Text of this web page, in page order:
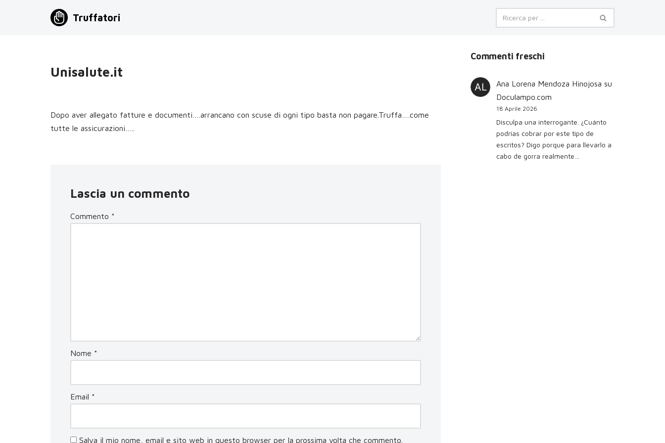
Truffatori
Unisalute.it
Dopo aver allegato fatture e documenti….arrancano con scuse di ogni tipo basta non pagare.Truffa….come
tutte le assicurazioni…..
Lascia un commento
Commento *
Nome *
Email *
Salva il mio nome, email e sito web in questo browser per la prossima volta che commento.
Commenti freschi
Ana Lorena Mendoza Hinojosa su
Doculampo.com
18 Aprile 2026
Disculpa una interrogante. ¿Cuánto
podrías cobrar por este tipo de
escritos? Digo porque para llevarlo a
cabo de gorra realmente…